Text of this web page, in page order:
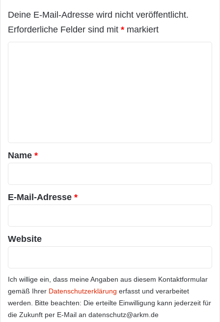
Deine E-Mail-Adresse wird nicht veröffentlicht.
Erforderliche Felder sind mit * markiert
a
r
*
Name *
E-Mail-Adresse *
Website
Ich willige ein, dass meine Angaben aus diesem Kontaktformular
gemäß Ihrer Datenschutzerklärung erfasst und verarbeitet
werden. Bitte beachten: Die erteilte Einwilligung kann jederzeit für
die Zukunft per E-Mail an datenschutz@arkm.de